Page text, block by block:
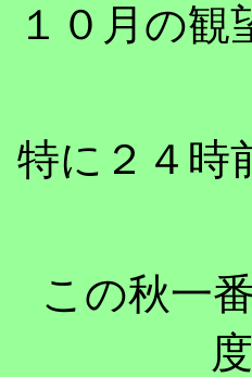
１０月の
特に２４時
この秋一